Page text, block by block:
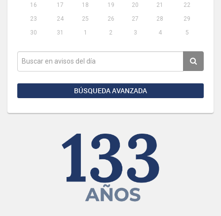
16
17 18 19 20 21
22
23
24 25 26 27 28
29
30
31 1 2 3 4 5
BÚSQUEDA AVANZADA